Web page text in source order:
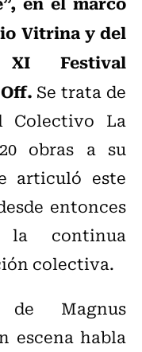
Vitrina y del
Festival
Se trata de
Colectivo La
obras a su
articuló este
entonces
la continua
colectiva.
Magnus
escena habla